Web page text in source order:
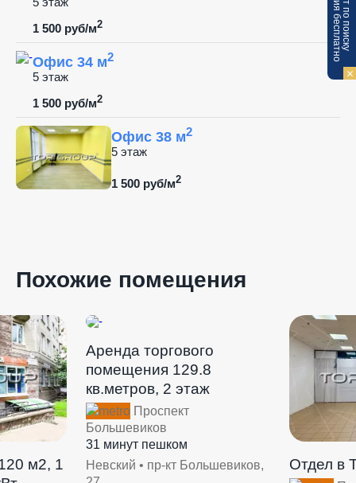
1 500 руб/м2
Офис 34 м2
5 этаж
1 500 руб/м2
Офис 38 м2
5 этаж
1 500 руб/м2
Похожие помещения
м2, 1
Аренда торгового
помещения 129.8
кв.метров, 2 этаж
Проспект
Большевиков
31 минут пешком
Невский • пр-кт Большевиков,
Отдел в
×